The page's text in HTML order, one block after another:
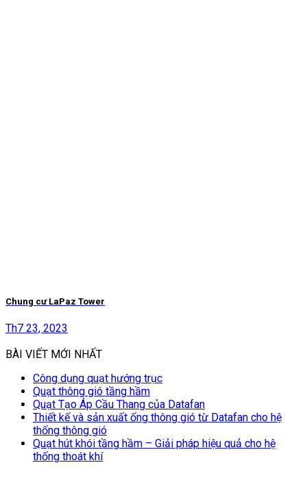
Chung cư LaPaz Tower
Th7 23, 2023
BÀI VIẾT MỚI NHẤT
Công dụng quạt hướng trục
Quạt thông gió tầng hầm
Quạt Tạo Áp Cầu Thang của Datafan
Thiết kế và sản xuất ống thông gió từ Datafan cho hệ
thống thông gió
Quạt hút khói tầng hầm – Giải pháp hiệu quả cho hệ
thống thoát khí